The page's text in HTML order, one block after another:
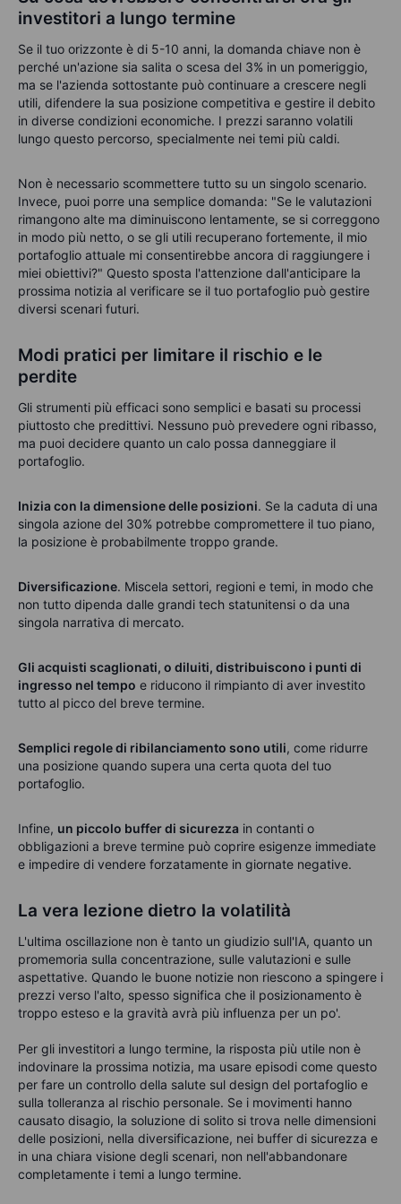
investitori a lungo termine
Se il tuo orizzonte è di 5-10 anni, la domanda chiave non è
perché un'azione sia salita o scesa del 3% in un pomeriggio,
ma se l'azienda sottostante può continuare a crescere negli
utili, difendere la sua posizione competitiva e gestire il debito
in diverse condizioni economiche. I prezzi saranno volatili
lungo questo percorso, specialmente nei temi più caldi.
Non è necessario scommettere tutto su un singolo scenario.
Invece, puoi porre una semplice domanda: "Se le valutazioni
rimangono alte ma diminuiscono lentamente, se si correggono
in modo più netto, o se gli utili recuperano fortemente, il mio
portafoglio attuale mi consentirebbe ancora di raggiungere i
miei obiettivi?" Questo sposta l'attenzione dall'anticipare la
prossima notizia al verificare se il tuo portafoglio può gestire
diversi scenari futuri.
Modi pratici per limitare il rischio e le
perdite
Gli strumenti più efficaci sono semplici e basati su processi
piuttosto che predittivi. Nessuno può prevedere ogni ribasso,
ma puoi decidere quanto un calo possa danneggiare il
portafoglio.
Inizia con la dimensione delle posizioni. Se la caduta di una
singola azione del 30% potrebbe compromettere il tuo piano,
la posizione è probabilmente troppo grande.
Diversificazione. Miscela settori, regioni e temi, in modo che
non tutto dipenda dalle grandi tech statunitensi o da una
singola narrativa di mercato.
Gli acquisti scaglionati, o diluiti, distribuiscono i punti di
ingresso nel tempo e riducono il rimpianto di aver investito
tutto al picco del breve termine.
Semplici regole di ribilanciamento sono utili, come ridurre
una posizione quando supera una certa quota del tuo
portafoglio.
Infine, un piccolo buffer di sicurezza in contanti o
obbligazioni a breve termine può coprire esigenze immediate
e impedire di vendere forzatamente in giornate negative.
La vera lezione dietro la volatilità
L'ultima oscillazione non è tanto un giudizio sull'IA, quanto un
promemoria sulla concentrazione, sulle valutazioni e sulle
aspettative. Quando le buone notizie non riescono a spingere i
prezzi verso l'alto, spesso significa che il posizionamento è
troppo esteso e la gravità avrà più influenza per un po'.
Per gli investitori a lungo termine, la risposta più utile non è
indovinare la prossima notizia, ma usare episodi come questo
per fare un controllo della salute sul design del portafoglio e
sulla tolleranza al rischio personale. Se i movimenti hanno
causato disagio, la soluzione di solito si trova nelle dimensioni
delle posizioni, nella diversificazione, nei buffer di sicurezza e
in una chiara visione degli scenari, non nell'abbandonare
completamente i temi a lungo termine.